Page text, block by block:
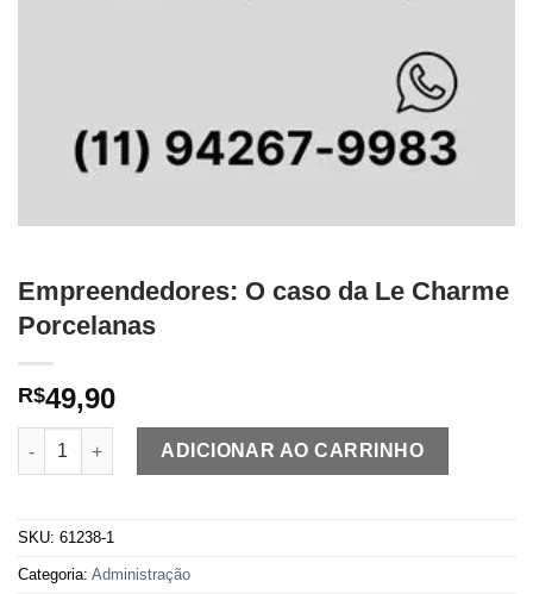
Empreendedores: O caso da Le Charme
Porcelanas
R$49,90
Empreendedores: O caso da Le Charme Porcelanas quantidade
ADICIONAR AO CARRINHO
SKU: 61238-1
Categoria: Administração